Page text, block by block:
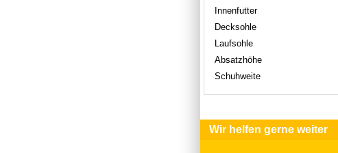
Innenfutter
Decksohle
Laufsohle
Absatzhöhe
Schuhweite
Wir helfen gerne weiter